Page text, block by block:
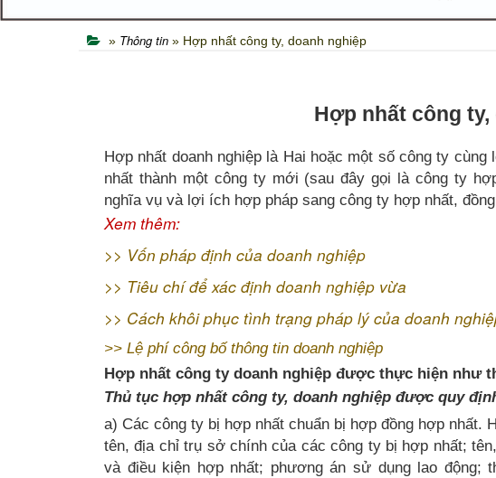
» Thông tin » Hợp nhất công ty, doanh nghiệp
Hợp nhất công
Hợp nhất doanh nghiệp là Hai hoặc một số công ty
nhất thành một công ty mới (sau đây gọi là công ty
nghĩa vụ và lợi ích hợp pháp sang công ty hợp nhất,
Xem thêm:
>> Vốn pháp định của doanh nghiệp
>> Tiêu chí để xác định doanh nghiệp vừa
>> Cách khôi phục tình trạng pháp lý của doanh
>> Lệ phí công bố thông tin doanh nghiệp
Hợp nhất công ty doanh nghiệp được thực hiện như
Thủ tục hợp nhất công ty, doanh nghiệp được quy
a) Các công ty bị hợp nhất chuẩn bị hợp đồng hợp nhất.
tên, địa chỉ trụ sở chính của các công ty bị hợp nhất;
và điều kiện hợp nhất; phương án sử dụng lao động;